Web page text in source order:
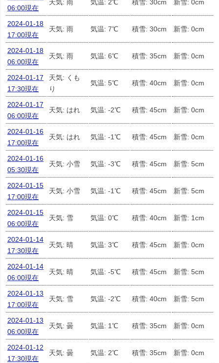
06:00現在
天気: 雨 気温: 2℃ 積雪: 30cm 新雪: 0cm
2024-01-18
17:00現在
天気: 雨 気温: 7℃ 積雪: 30cm 新雪: 0cm
2024-01-18
06:00現在
天気: 雨 気温: 6℃ 積雪: 35cm 新雪: 0cm
2024-01-17
17:30現在
天気: くも
り
気温: 5℃ 積雪: 40cm 新雪: 0cm
2024-01-17
06:00現在
天気: はれ 気温: -2℃ 積雪: 45cm 新雪: 0cm
2024-01-16
17:00現在
天気: はれ 気温: -1℃ 積雪: 45cm 新雪: 0cm
2024-01-16
05:30現在
天気: 小雪 気温: -3℃ 積雪: 45cm 新雪: 5cm
2024-01-15
17:00現在
天気: 小雪 気温: -1℃ 積雪: 45cm 新雪: 5cm
2024-01-15
06:00現在
天気: 雪 気温: 0℃ 積雪: 40cm 新雪: 1cm
2024-01-14
17:30現在
天気: 晴 気温: 3℃ 積雪: 45cm 新雪: 0cm
2024-01-14
06:00現在
天気: 晴 気温: -5℃ 積雪: 45cm 新雪: 5cm
2024-01-13
17:00現在
天気: 雪 気温: -2℃ 積雪: 40cm 新雪: 5cm
2024-01-13
06:00現在
天気: 曇 気温: 1℃ 積雪: 35cm 新雪: 0cm
2024-01-12
17:30現在
天気: 曇 気温: 2℃ 積雪: 35cm 新雪: 0cm